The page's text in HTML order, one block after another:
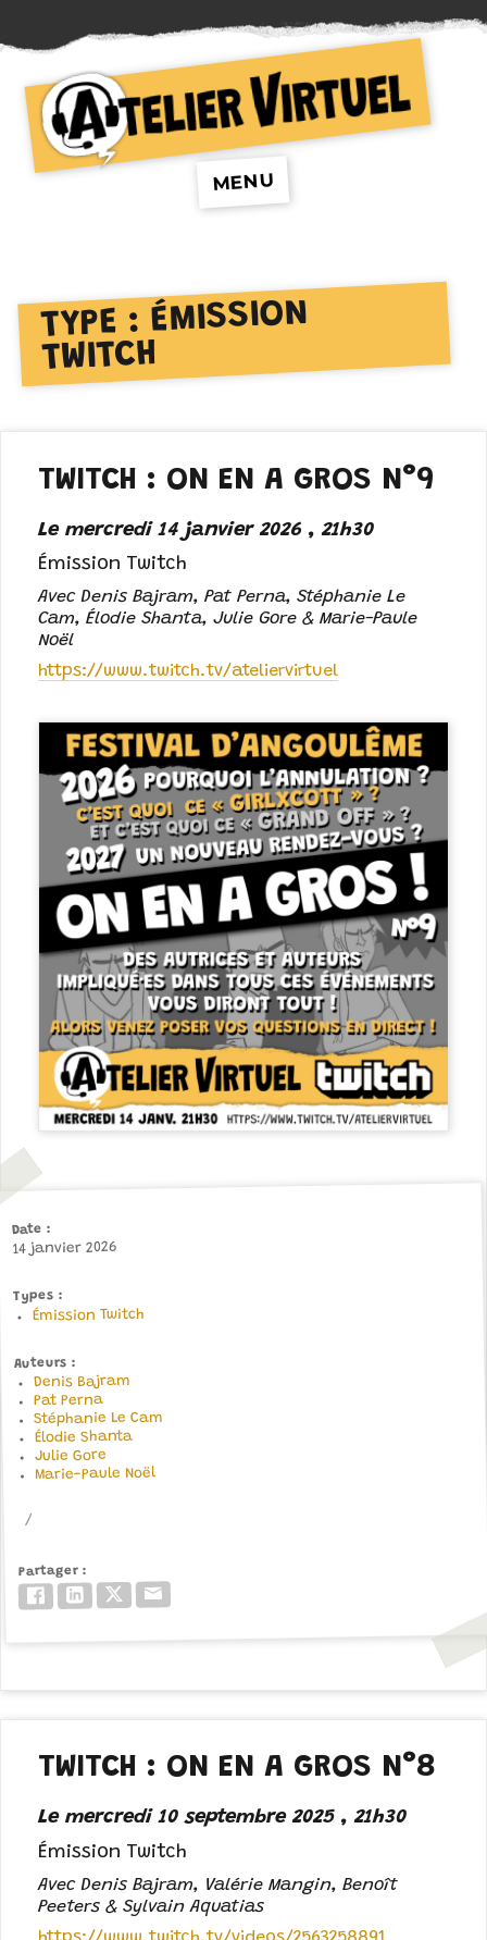
Atelier VirtuelMENU
TYPE :ÉMISSION
TWITCH
TWITCH : ON EN A GROS N°9
Le mercredi 14 janvier 2026 , 21h30
Émission Twitch
Avec Denis Bajram, Pat Perna, Stéphanie Le
Cam, Élodie Shanta, Julie Gore & Marie-Paule
Noël
https://www.twitch.tv/ateliervirtuel
Date
14 janvier 2026
Types
Émission Twitch
Auteurs
Denis Bajram
Pat Perna
Stéphanie Le Cam
Élodie Shanta
Julie Gore
Marie-Paule Noël
Partager
FacebookLinkedInTwitter/X
TWITCH : ON EN A GROS N°8
Le mercredi 10 septembre 2025 , 21h30
Émission Twitch
Avec Denis Bajram, Valérie Mangin, Benoît
Peeters & Sylvain Aquatias